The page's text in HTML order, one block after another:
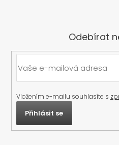
Odebírat
Vložením e-mailu souhlasíte s
Přihlásit se